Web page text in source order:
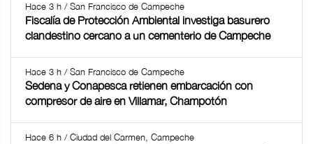
Hace 3 h / San Francisco de Campeche
Fiscalía de Protección Ambiental investiga basurero
clandestino cercano a un cementerio de Campeche
Hace 3 h / San Francisco de Campeche
Sedena y Conapesca retienen embarcación con
compresor de aire en Villamar, Champotón
Hace 6 h / Ciudad del Carmen, Campeche